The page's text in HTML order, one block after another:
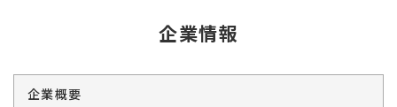
企業情報
企業概要